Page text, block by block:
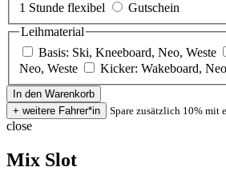
1 Stunde flexibel
Gutschein
Leihmaterial
Basis: Ski, Kneeboard, Neo, Weste
Neo, Weste
Kicker: Wakeboard,
Spare zusätzlich 10% mit
close
Mix Slot